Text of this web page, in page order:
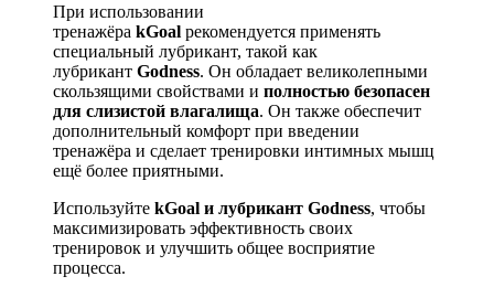
При использовании
тренажёра kGoal рекомендуется применять
специальный лубрикант, такой как
лубрикант Godness. Он обладает великолепными
скользящими свойствами и полностью безопасен
для слизистой влагалища. Он также обеспечит
дополнительный комфорт при введении
тренажёра и сделает тренировки интимных мышц
ещё более приятными.
Используйте kGoal и лубрикант Godness, чтобы
максимизировать эффективность своих
тренировок и улучшить общее восприятие
процесса.